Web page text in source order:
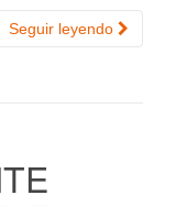
Seguir leyendo